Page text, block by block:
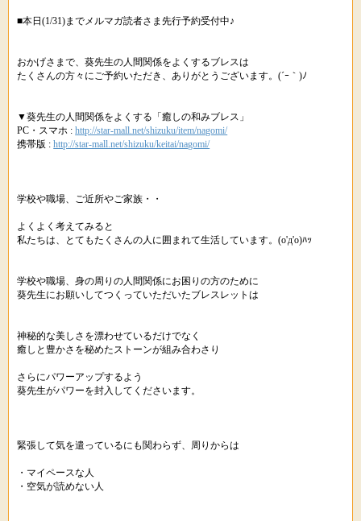
■本日(1/31)までメルマガ読者さま先行予約受付中♪
おかげさまで、葵先生の人間関係をよくするブレスは
たくさんの方々にご予約いただき、ありがとうございます。(´ｰ｀)ﾉ
▼葵先生の人間関係をよくする「癒しの和みブレス」
PC・スマホ :http://star-mall.net/shizuku/item/nagomi/
携帯版 :http://star-mall.net/shizuku/keitai/nagomi/
学校や職場、ご近所やご家族・・
よくよく考えてみると
私たちは、とてもたくさんの人に囲まれて生活しています。(o'д'o)ﾊｯ
学校や職場、身の周りの人間関係にお困りの方のために
葵先生にお願いしてつくっていただいたブレスレットは
神秘的な美しさを漂わせているだけでなく
癒しと豊かさを秘めたストーンが組み合わさり
さらにパワーアップするよう
葵先生がパワーを封入してくださいます。
緊張して気を遣っているにも関わらず、周りからは
・マイペースな人
・空気が読めない人